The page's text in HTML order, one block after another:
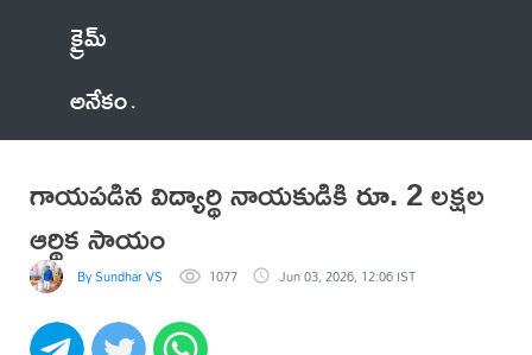
క్రైమ్
అనేకం
గాయపడిన విద్యార్థి నాయకుడికి రూ. 2 లక్షల
ఆర్థిక సాయం
By Sundhar VS 1077 Jun 03, 2026, 12:06 IST